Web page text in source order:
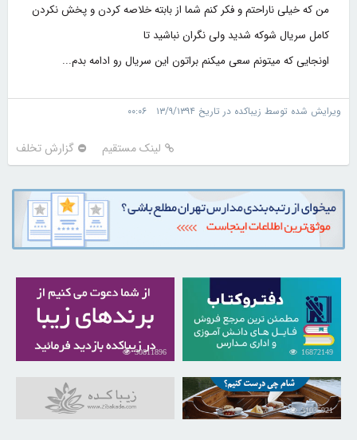
من که خیلی ناراحتم و فکر کنم شما از بابته خلاصه کردن و پخش نکردن
کامل سریال شوکه شدید ولی نگران نباشید تا
اونجایی که میتونم سعی میکنم براتون این سریال رو ادامه بدم...
ویرایش شده توسط زیباکده در تاریخ ۱۳/۹/۱۳۹۴ ۰۰:۰۶
لینک مستقیم گزارش تخلف
16872149
30811896
31035921